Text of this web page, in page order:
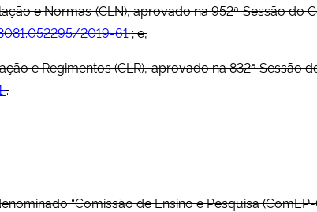
e Normas (CLN), aprovado na 952ª Sessão do
2019-61; e,
e Regimentos (CLR), aprovado na 832ª Sessão
.
“Comissão de Ensino e Pesquisa